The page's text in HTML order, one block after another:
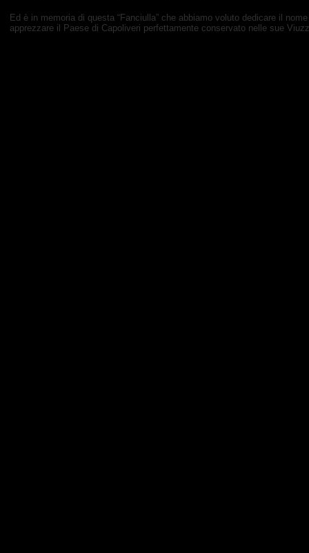
Ed è in memoria di questa “Fanciulla” che abbiamo voluto dedicare il
apprezzare il Paese di Capoliveri perfettamente conservato nelle sue